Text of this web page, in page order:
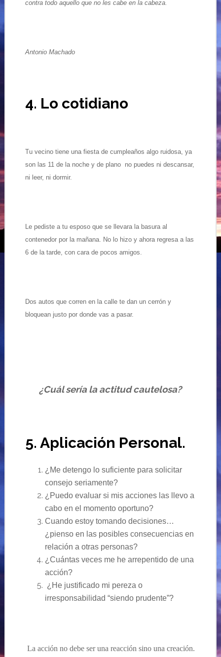
contra todo aquello que no les cabe en la cabeza.
Antonio Machado
4. Lo cotidiano
Tu vecino tiene una fiesta de cumpleaños algo ruidosa, ya
son las 11 de la noche y de plano no puedes ni descansar,
ni leer, ni dormir.
Le pediste a tu esposo que se llevara la basura al
contenedor por la mañana. No lo hizo y ahora regresa a las
6 de la tarde, con cara de pocos amigos.
Dos autos que corren en la calle te dan un cerrón y
bloquean justo por donde vas a pasar.
¿Cuál sería la actitud cautelosa?
5. Aplicación Personal.
¿Me detengo lo suficiente para solicitar
consejo seriamente?
¿Puedo evaluar si mis acciones las llevo a
cabo en el momento oportuno?
Cuando estoy tomando decisiones…
¿pienso en las posibles consecuencias en
relación a otras personas?
¿Cuántas veces me he arrepentido de una
acción?
¿He justificado mi pereza o
irresponsabilidad “siendo prudente”?
La acción no debe ser una reacción sino una creación.